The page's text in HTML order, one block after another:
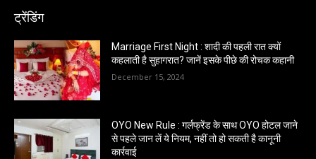
ट्रेंडिंग
Marriage First Night : शादी की पहली रात क्यों
कहलाती है सुहागरात? जानें इसके पीछे की रोचक कहानी
December 15, 2024
OYO New Rule : गर्लफ्रेंड के साथ OYO होटल जाने
से पहले जान लें ये नियम, नहीं तो हो सकती है कानूनी
कार्रवाई